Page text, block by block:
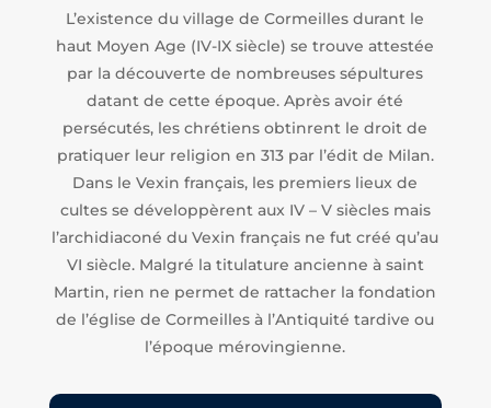
L’existence du village de Cormeilles durant le
haut Moyen Age (IV-IX siècle) se trouve attestée
par la découverte de nombreuses sépultures
datant de cette époque. Après avoir été
persécutés, les chrétiens obtinrent le droit de
pratiquer leur religion en 313 par l’édit de Milan.
Dans le Vexin français, les premiers lieux de
cultes se développèrent aux IV – V siècles mais
l’archidiaconé du Vexin français ne fut créé qu’au
VI siècle. Malgré la titulature ancienne à saint
Martin, rien ne permet de rattacher la fondation
de l’église de Cormeilles à l’Antiquité tardive ou
l’époque mérovingienne.